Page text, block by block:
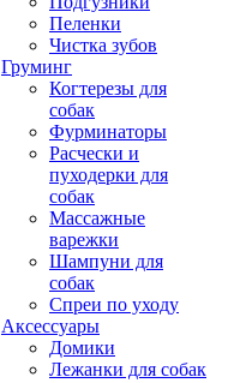
Пеленки
Чистка зубов
Груминг
Когтерезы для
собак
Фурминаторы
Расчески и
пуходерки для
собак
Массажные
варежки
Шампуни для
собак
Спреи по уходу
Аксессуары
Домики
Лежанки для собак